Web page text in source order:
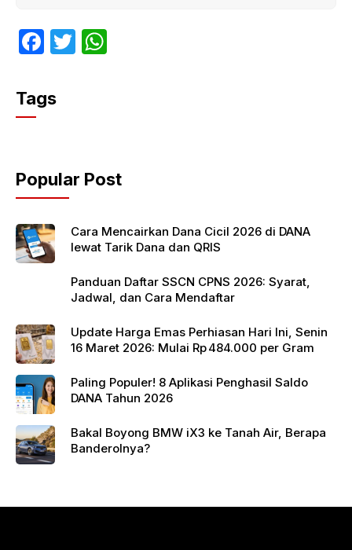
F
c
e
o
o
k
T
p
p
Tags
Popular Post
Cara Mencairkan Dana Cicil 2026 di DANA
lewat Tarik Dana dan QRIS
Panduan Daftar SSCN CPNS 2026: Syarat,
Jadwal, dan Cara Mendaftar
Update Harga Emas Perhiasan Hari Ini, Senin
16 Maret 2026: Mulai Rp 484.000 per Gram
Paling Populer! 8 Aplikasi Penghasil Saldo
DANA Tahun 2026
Bakal Boyong BMW iX3 ke Tanah Air, Berapa
Banderolnya?